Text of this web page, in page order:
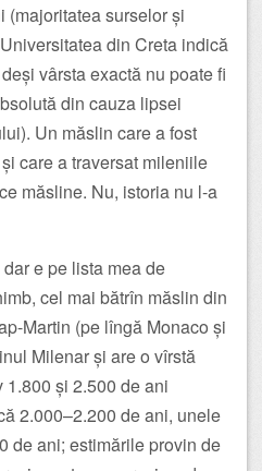
(majoritatea surselor și
din Creta indică
vârsta exactă nu poate fi
din cauza lipsei
Un măslin care a fost
care a traversat mileniile
măsline. Nu, istoria nu l-a
e pe lista mea de
cel mai bătrîn măslin din
Martin (pe lîngă Monaco și
Milenar și are o vîrstă
și 2.500 de ani
2.000–2.200 de ani, unele
de ani; estimările provin de